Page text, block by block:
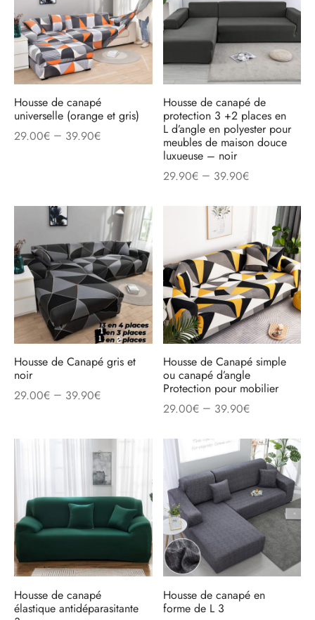
Housse de canapé
universelle (orange et gris)
29.00€ – 39.90€
Housse de canapé de
protection 3 +2 places en
L d’angle en polyester pour
meubles de maison douce
luxueuse – noir
29.90€– 39.90€
Housse de Canapé gris et
noir
29.00€ – 39.90€
Housse de Canapé simple
ou canapé d’angle
Protection pour mobilier
29.00€– 39.90€
Housse de canapé
élastique antidéparasitante
Housse de canapé en
forme de L 3